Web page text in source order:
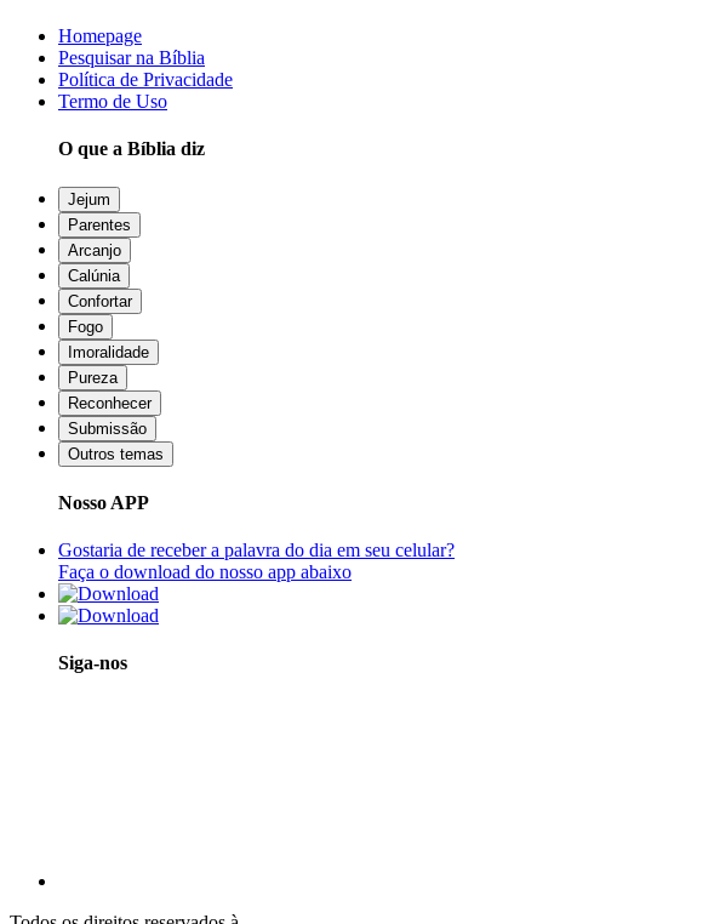
Homepage
Pesquisar na Bíblia
Política de Privacidade
Termo de Uso
O que a Bíblia diz
Jejum
Parentes
Arcanjo
Calúnia
Confortar
Fogo
Imoralidade
Pureza
Reconhecer
Submissão
Outros temas
Nosso APP
Gostaria de receber a palavra do dia em seu celular?
Faça o download do nosso app abaixo
Siga-nos